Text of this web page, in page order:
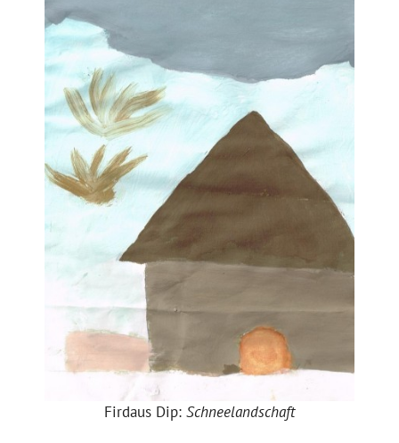
Firdaus Dip: Schneelandschaft